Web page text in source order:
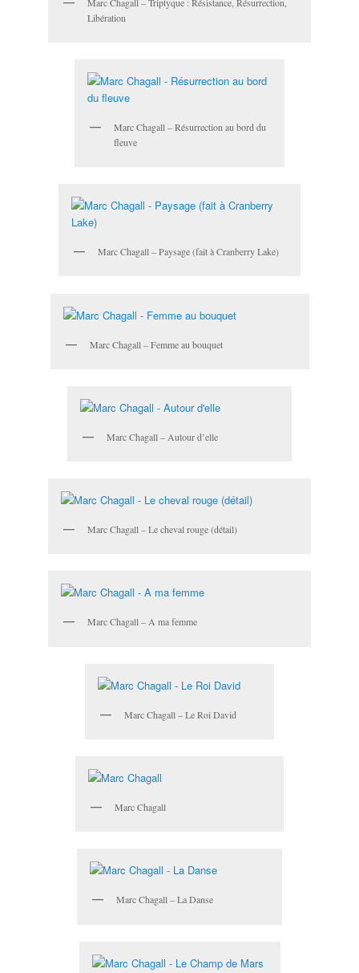
Libération
Marc Chagall – Résurrection au bord du
fleuve
Marc Chagall – Paysage (fait à Cranberry Lake)
Marc Chagall – Femme au bouquet
Marc Chagall – Autour d’elle
Marc Chagall – Le cheval rouge (détail)
Marc Chagall – A ma femme
Marc Chagall – Le Roi David
Marc Chagall
Marc Chagall – La Danse